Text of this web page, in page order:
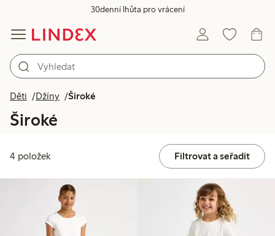
30denní lhůta pro vrácení
Děti Džíny Široké
Široké
4 položek Filtrovat a seřadit